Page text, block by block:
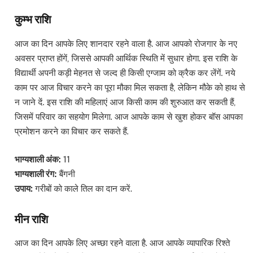
कुम्भ राशि
आज का दिन आपके लिए शानदार रहने वाला है. आज आपको रोजगार के नए
अवसर प्राप्त होंगें, जिससे आपकी आर्थिक स्थिति में सुधार होगा. इस राशि के
विद्यार्थी अपनी कड़ी मेहनत से जल्द ही किसी एग्जाम को क्रैक कर लेंगें. नये
काम पर आज विचार करने का पूरा मौका मिल सकता है, लेकिन मौके को हाथ से
न जाने दें. इस राशि की महिलाएं आज किसी काम की शुरुआत कर सकती हैं,
जिसमें परिवार का सहयोग मिलेगा. आज आपके काम से खुश होकर बॉस आपका
प्रमोशन करने का विचार कर सकते हैं.
भाग्यशाली अंक: 11
भाग्यशाली रंग:बैंगनी
उपाय:गरीबों को काले तिल का दान करें.
मीन राशि
आज का दिन आपके लिए अच्छा रहने वाला है. आज आपके व्यापारिक रिश्ते